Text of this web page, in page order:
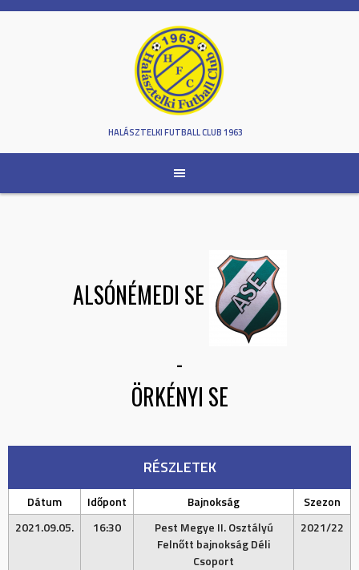
Skip
HALÁSZTELKI FUTBALL CLUB 1963
ALSÓNÉMEDI SE
-
ÖRKÉNYI SE
RÉSZLETEK
Dátum Időpont Bajnokság
Szezon
2021.09.05.
16:30
Pest Megye II. Osztályú
Felnőtt bajnokság Déli
Csoport
2021/22